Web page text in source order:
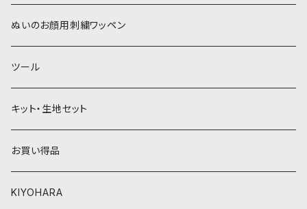
ウィッグボア（8cm）
黄色・クリーム系
ベージュ・ブラウン系
黄色・クリーム系
ベージュ・ブラウン系
ぬいのお顔用刺繍ワッペン
ツール
キット・生地セット
お買い得品
KIYOHARA